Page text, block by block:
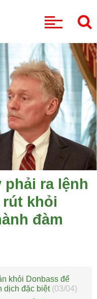
phải ra lệnh
rút khỏi
đàm
khỏi Donbass để
dịch đặc biệt (03/04)